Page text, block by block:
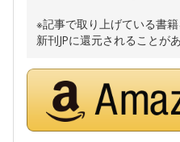
※記事で取り上げている書
新刊JPに還元されることが